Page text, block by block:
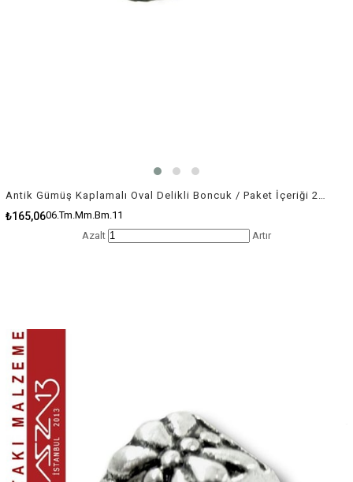
Antik Gümüş Kaplamalı Oval Delikli Boncuk / Paket İçeriği 20 Adet
₺165,0606.Tm.Mm.Bm.11
Azalt
Artır